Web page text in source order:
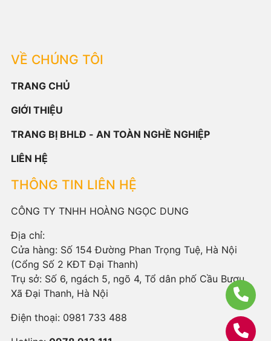
VỀ CHÚNG TÔI
TRANG CHỦ
GIỚI THIỆU
TRANG BỊ BHLĐ - AN TOÀN NGHỀ NGHIỆP
LIÊN HỆ
THÔNG TIN LIÊN HỆ
CÔNG TY TNHH HOÀNG NGỌC DUNG
Địa chỉ:
Cửa hàng: Số 154 Đường Phan Trọng Tuệ, Hà Nội
(Cổng Số 2 KĐT Đại Thanh)
Trụ sở: Số 6, ngách 5, ngõ 4, Tổ dân phố Cầu Bươu,
Xã Đại Thanh, Hà Nội
Điện thoại: 0981 733 488